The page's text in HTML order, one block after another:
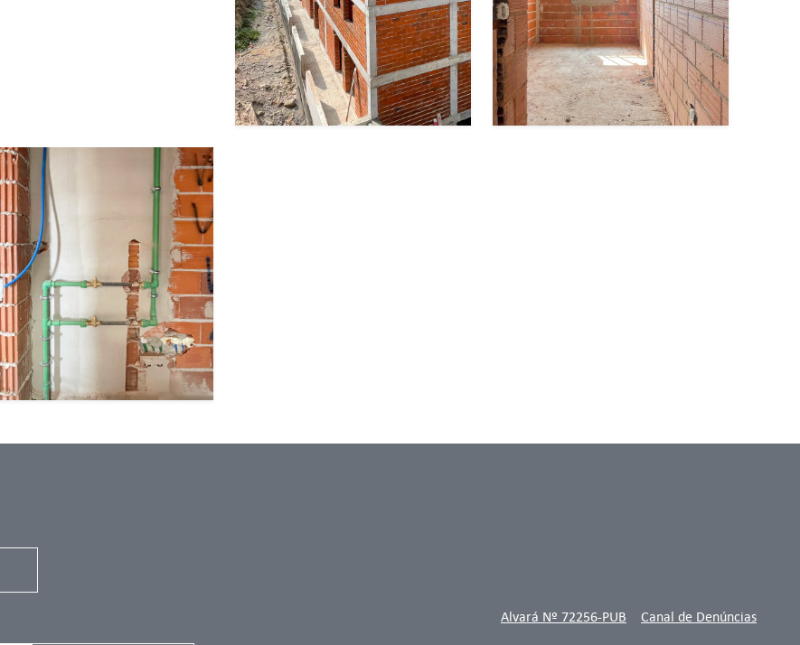
Alvará Nº 72256-PUB Canal de Denúncias